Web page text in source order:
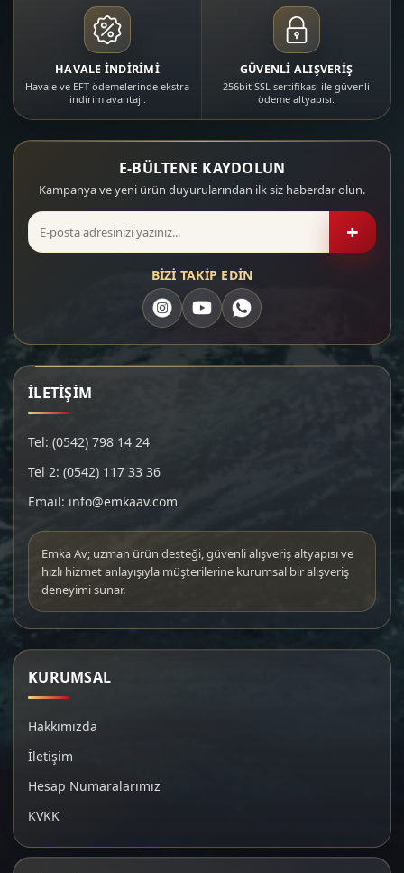
HAVALE İNDİRİMİ
Havale ve EFT ödemelerinde ekstra
indirim avantajı.
GÜVENLİ ALIŞVERİŞ
256bit SSL sertifikası ile güvenli
ödeme altyapısı.
E-BÜLTENE KAYDOLUN
Kampanya ve yeni ürün duyurularından ilk siz haberdar olun.
+
BİZİ TAKİP EDİN
İLETİŞİM
Tel: (0542) 798 14 24
Tel 2: (0542) 117 33 36
Email: info@emkaav.com
Emka Av; uzman ürün desteği, güvenli alışveriş altyapısı ve
hızlı hizmet anlayışıyla müşterilerine kurumsal bir alışveriş
deneyimi sunar.
KURUMSAL
Hakkımızda
İletişim
Hesap Numaralarımız
KVKK